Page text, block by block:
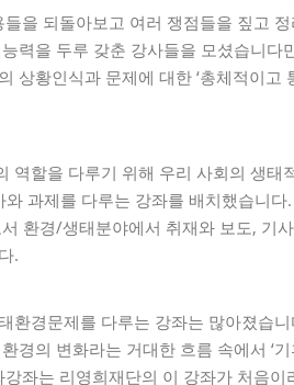
을 되돌아보고 여러 쟁점들을 짚고
력을 두루 갖춘 강사들을 모셨습니다
상황인식과 문제에 대한 ‘총체적이고
역할을 다루기 위해 우리 사회의 생태
과제를 다루는 강좌를 배치했습니
환경/생태분야에서 취재와 보도, 기
.
환경문제를 다루는 강좌는 많아졌습
경의 변화라는 거대한 흐름 속에서 ‘
좌는 리영희재단의 이 강좌가 처음